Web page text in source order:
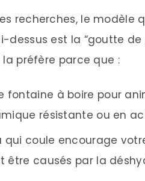
recherches, le modèle
dessus est la “goutte
la préfère parce que :
fontaine à boire pour
résistante ou en
qui coule encourage
être causés par la